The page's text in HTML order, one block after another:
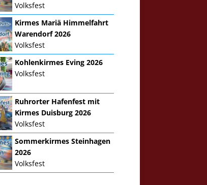
Volksfest
Kirmes Mariä Himmelfahrt
Warendorf 2026
Volksfest
Kohlenkirmes Eving 2026
Volksfest
Ruhrorter Hafenfest mit
Kirmes Duisburg 2026
Volksfest
Sommerkirmes Steinhagen
2026
Volksfest